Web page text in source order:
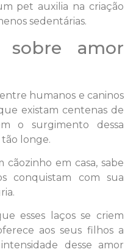
pet auxilia na criação
sedentárias.
amor
humanos e caninos
existam centenas de
o surgimento dessa
tão longe.
em casa, sabe
conquistam com sua
esses laços se criem
aos seus filhos a
desse amor